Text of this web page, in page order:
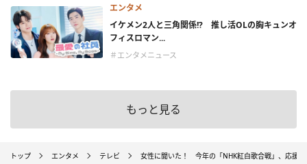
エンタメ
イケメン2人と三角関係!? 推し活OLの胸キュンオ
フィスロマン...
＃エンタメニュース
もっと見る
トップ エンタメ テレビ 女性に聞いた！ 今年の「NHK紅白歌合戦」、応援